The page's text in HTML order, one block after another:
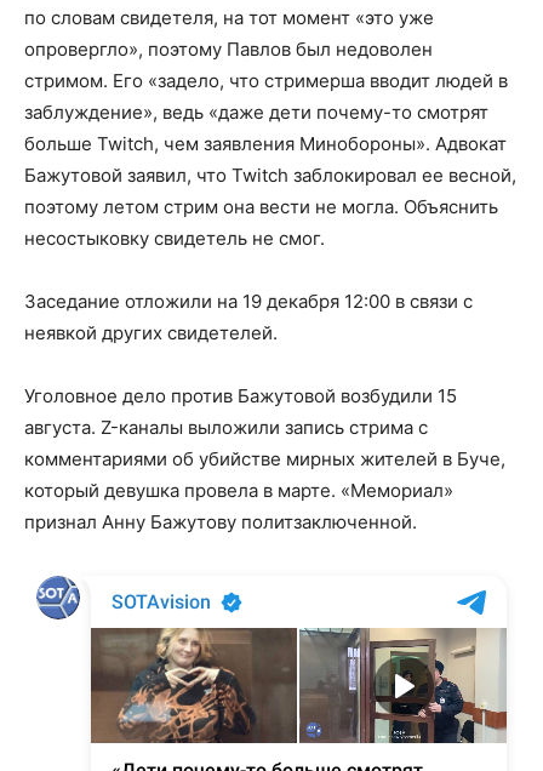
по словам свидетеля, на тот момент «это уже
опровергло», поэтому Павлов был недоволен
стримом. Его «задело, что стримерша вводит людей в
заблуждение», ведь «даже дети почему-то смотрят
больше Twitch, чем заявления Минобороны». Адвокат
Бажутовой заявил, что Twitch заблокировал ее весной,
поэтому летом стрим она вести не могла. Объяснить
несостыковку свидетель не смог.
Заседание отложили на 19 декабря 12:00 в связи с
неявкой других свидетелей.
Уголовное дело против Бажутовой возбудили 15
августа. Z-каналы выложили запись стрима с
комментариями об убийстве мирных жителей в Буче,
который девушка провела в марте. «Мемориал»
признал Анну Бажутову политзаключенной.